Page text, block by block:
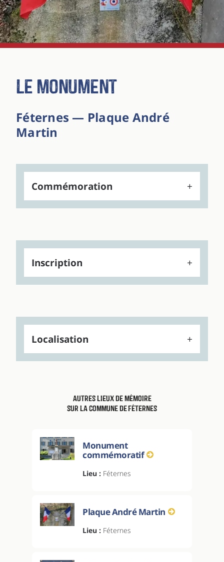
Le monument
Féternes — Plaque André
Martin
Commémoration
Inscription
Localisation
Autres lieux de mémoire
sur la commune de Féternes
Monument
commémoratif
Lieu : Féternes
Plaque André Martin
Lieu : Féternes